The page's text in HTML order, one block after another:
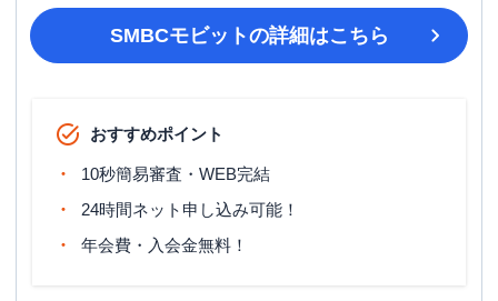
SMBCモビットの詳細はこちら
おすすめポイント
10秒簡易審査・WEB完結
24時間ネット申し込み可能！
年会費・入会金無料！